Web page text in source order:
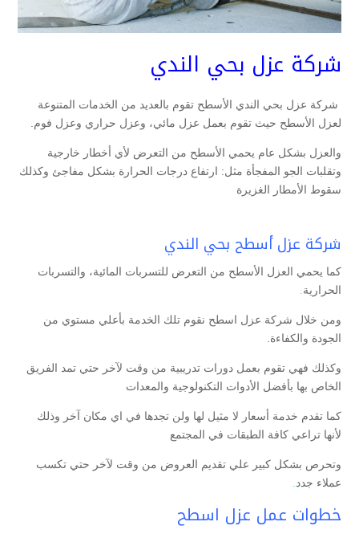
شركة عزل بحي الندي
شركة عزل بحي الندي الأسطح تقوم بالعديد من الخدمات المتنوعة
لعزل الأسطح حيث تقوم بعمل عزل مائي، وعزل حراري وعزل فوم.
والعزل بشكل عام يحمي الأسطح من التعرض لأي أخطار خارجية
وتقلبات الجو المفجأة مثل: ارتفاع درجات الحرارة بشكل مفاجئ وكذلك
سقوط الأمطار الغزيرة
شركة عزل أسطح بحي الندي
كما يحمي العزل الأسطح من التعرض للتسربات المائية، والتسربات
الحرارية.
ومن خلال شركة عزل اسطح نقوم تلك الخدمة بأعلي مستوي من
الجودة والكفاءة.
وكذلك فهي تقوم بعمل دورات تدريبية من وقت لآخر حتي تمد الفريق
الخاص بها بأفضل الأدوات التكنولوجية والمعدات
كما تقدم خدمة أسعار لا مثيل لها ولن تجدها في اي مكان آخر وذلك
لأنها تراعي كافة الطبقات في المجتمع
وتحرص بشكل كبير علي تقديم العروض من وقت لآخر حتي تكسب
عملاء جدد.
خطوات عمل عزل اسطح